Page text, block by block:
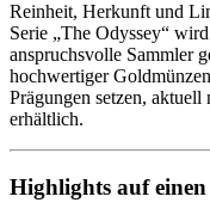
Reinheit, Herkunft und
Serie „The Odyssey“
anspruchsvolle Sammler
hochwertiger
Prägungen setzen,
erhältlich.
Highlights auf